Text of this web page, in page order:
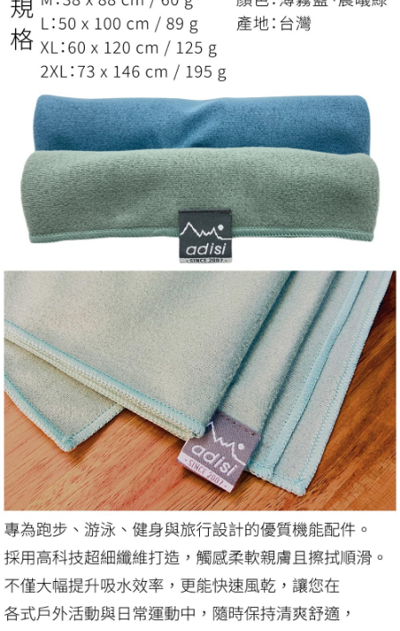
易，需依本服務之必要範圍內提供個人資料，並將交易相關給付款項請求債
權轉讓予恩沛科技股份有限公司。
２．關於個人資料處理事宜，請瀏覽以下網址：
https://aftee.tw/terms/#terms3
３．未成年的使用者請事先徵得法定代理人或監護人之同意方可使用
任。
４．使用「AFTEE先享後付」時，將依據個別帳號之用戶狀況，依本公司即
時審查核予不同之上限額度；若仍有額度不足之情形，本公司將視審查結果
請求用戶進行身份認證。
５．嚴禁一人註冊多個帳號或使用他人資訊註冊。若發現惡意使用之情形，
恩沛科技股份有限公司將有權停止該用戶之使用額度並採取法律行動。